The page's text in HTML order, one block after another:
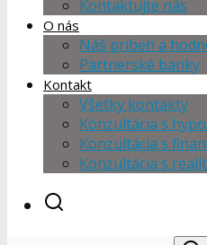
Kontaktujte nás
O nás
Náš príbeh a
Partnerské banky
Kontakt
Všetky kontakty
Konzultácia s
Konzultácia s
Konzultácia s